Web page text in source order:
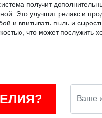
получит
Это улучшит релакс и
и впитывать пыль и
что может